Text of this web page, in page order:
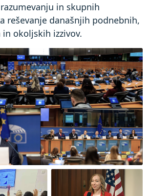
in skupnih
reševanje današnjih podnebnih,
okoljskih izzivov.